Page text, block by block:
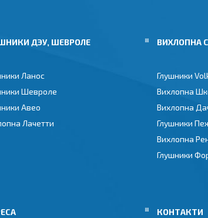
ДЭУ, ШЕВРОЛЕ
Ланос
Шевроле
Авео
Лачетти
ВИХЛОПНА
Глушники
Вихлопна
Вихлопна
Глушники
Вихлопна
Глушники